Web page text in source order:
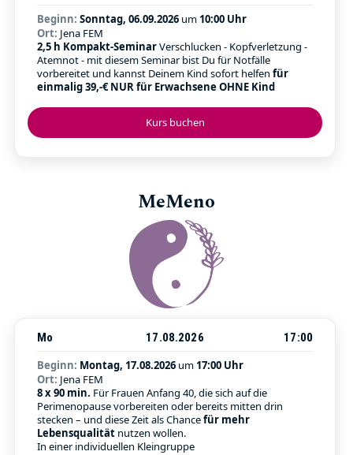
Kurs buchen
Beginn: Sonntag, 06.09.2026 um 10:00 Uhr
Ort: Jena FEM
2,5 h Kompakt-SeminarVerschlucken - Kopfverletzung -
Atemnot - mit diesem Seminar bist Du für Notfälle
vorbereitet und kannst Deinem Kind sofort helfen für
einmalig 39,-€ NUR für Erwachsene OHNE Kind
MeMeno
Mo 17.08.2026
17:00
Beginn: Montag, 17.08.2026 um 17:00 Uhr
Ort: Jena FEM
8 x 90 min. Für Frauen Anfang 40, die sich auf die
Perimenopause vorbereiten oder bereits mitten drin
stecken – und diese Zeit als Chancefür mehr
Lebensqualität nutzen wollen.
In einer individuellen Kleingruppe